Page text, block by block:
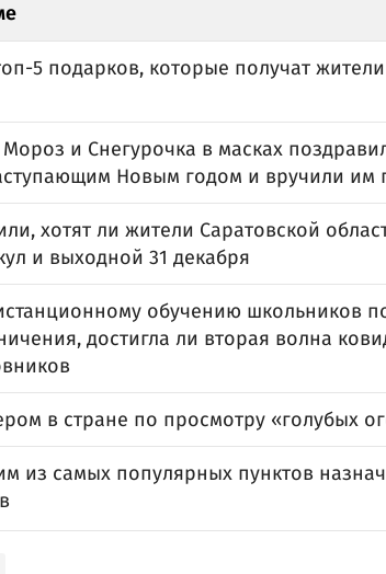
5 подарков, которые получат
и Снегурочка в масках
Новым годом и вручили им
хотят ли жители Саратовской
и выходной 31 декабря
обучению школьников
достигла ли вторая волна
в стране по просмотру «голубых
из самых популярных пунктов